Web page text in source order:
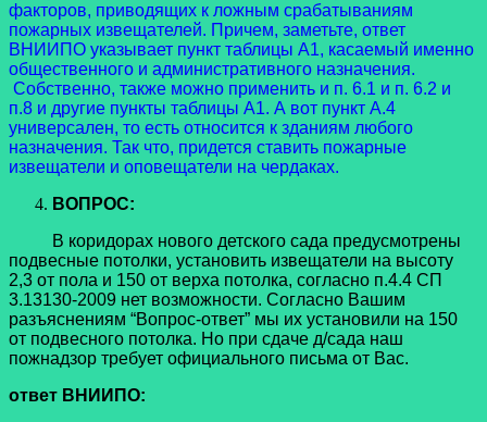
факторов, приводящих к ложным срабатываниям
пожарных извещателей. Причем, заметьте, ответ
ВНИИПО указывает пункт таблицы А1, касаемый именно
общественного и административного назначения.
Собственно, также можно применить и п. 6.1 и п. 6.2 и
п.8 и другие пункты таблицы А1. А вот пункт А.4
универсален, то есть относится к зданиям любого
назначения. Так что, придется ставить пожарные
извещатели и оповещатели на чердаках.
ВОПРОС:
В коридорах нового детского сада предусмотрены
подвесные потолки, установить извещатели на высоту
2,3 от пола и 150 от верха потолка, согласно п.4.4 СП
3.13130-2009 нет возможности. Согласно Вашим
разъяснениям “Вопрос-ответ” мы их установили на 150
от подвесного потолка. Но при сдаче д/сада наш
пожнадзор требует официального письма от Вас.
ответ ВНИИПО: